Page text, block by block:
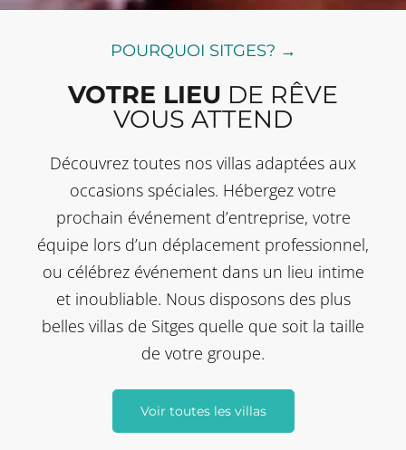
POURQUOI SITGES? →
VOTRE LIEU DE RÊVE
VOUS ATTEND
Découvrez toutes nos villas adaptées aux
occasions spéciales. Hébergez votre
prochain événement d’entreprise, votre
équipe lors d’un déplacement professionnel,
ou célébrez événement dans un lieu intime
et inoubliable. Nous disposons des plus
belles villas de Sitges quelle que soit la taille
de votre groupe.
Voir toutes les villas